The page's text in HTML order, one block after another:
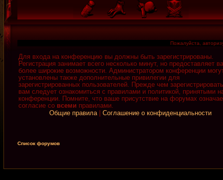
Пожалуйста,
Для входа на конференцию вы должны быть зарегистрированы.
Регистрация занимает всего несколько минут, но предоставляет
более широкие возможности. Администратором конференции
установлены также дополнительные привилегии для
зарегистрированных пользователей. Прежде чем
вам следует ознакомиться с правилами и политикой, принятыми
конференции. Помните, что ваше присутствие на форумах
согласие со всеми правилами.
Общие правила| Соглашение о конфиденциальности
Список форумов